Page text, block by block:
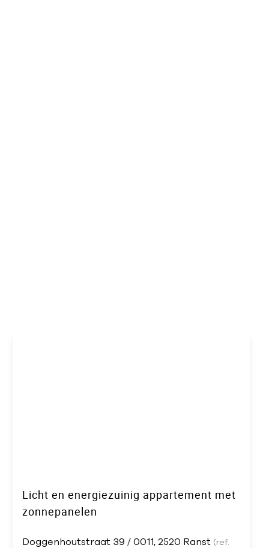
Licht en energiezuinig appartement met
zonnepanelen
Doggenhoutstraat 39 / 0011, 2520 Ranst (ref.